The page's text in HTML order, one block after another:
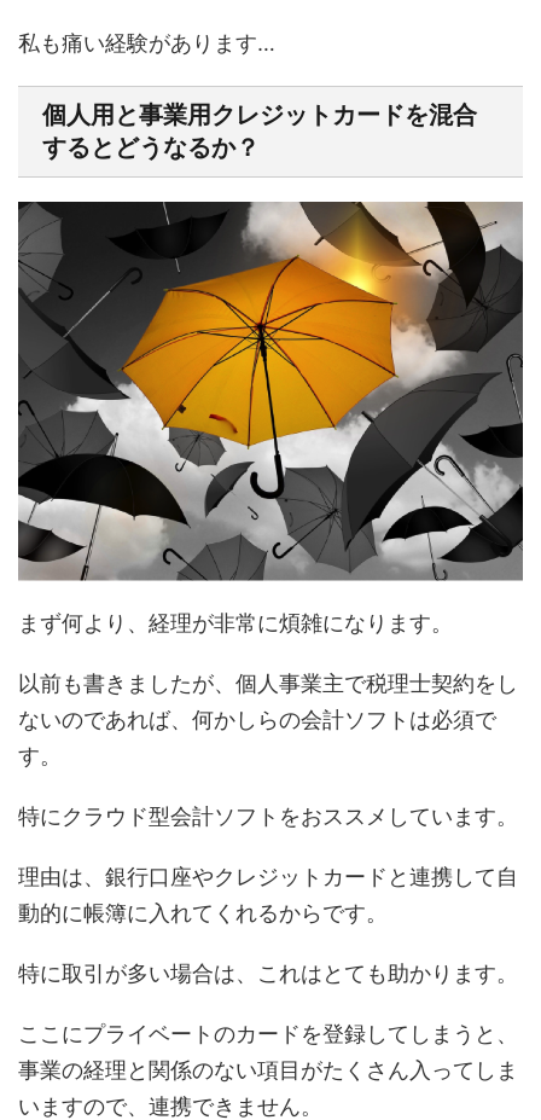
私も痛い経験があります…
個人用と事業用クレジットカードを混合
するとどうなるか？
まず何より、経理が非常に煩雑になります。
以前も書きましたが、個人事業主で税理士契約をし
ないのであれば、何かしらの会計ソフトは必須で
す。
特にクラウド型会計ソフトをおススメしています。
理由は、銀行口座やクレジットカードと連携して自
動的に帳簿に入れてくれるからです。
特に取引が多い場合は、これはとても助かります。
ここにプライベートのカードを登録してしまうと、
事業の経理と関係のない項目がたくさん入ってしま
いますので、連携できません。